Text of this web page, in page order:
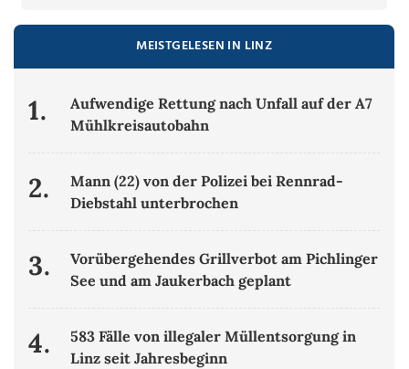
MEISTGELESEN IN LINZ
1.
Aufwendige Rettung nach Unfall auf der A7
Mühlkreisautobahn
2.
Mann (22) von der Polizei bei Rennrad-
Diebstahl unterbrochen
3.
Vorübergehendes Grillverbot am Pichlinger
See und am Jaukerbach geplant
4.
583 Fälle von illegaler Müllentsorgung in
Linz seit Jahresbeginn